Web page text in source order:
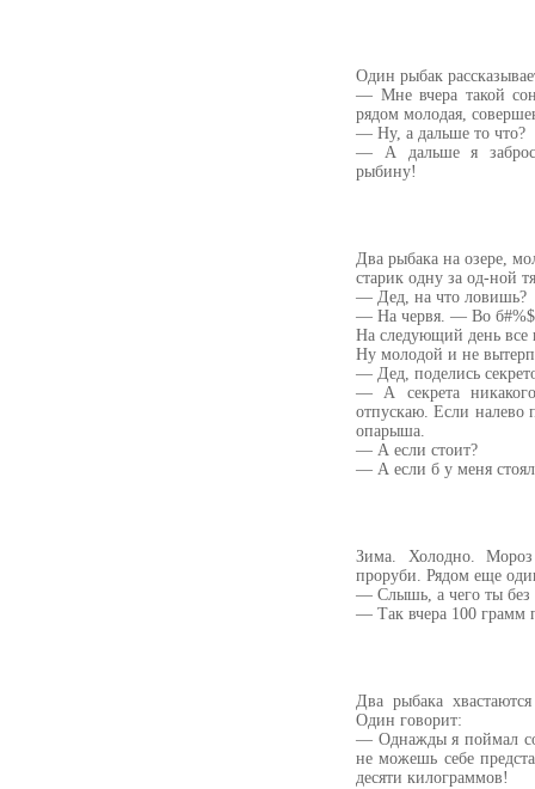
Один рыбак
— Мне вчера такой
рядом молодая,
— Ну, а дальше то что?
— А дальше я
рыбину!
Два рыбака на озере,
старик одну за од-ной
— Дед, на что ловишь?
— На червя. — Во
На следующий день все
Ну молодой и не
— Дед, поделись
— А секрета
отпускаю. Если налево
опарыша.
— А если стоит?
— А если б у меня
Зима. Холодно.
проруби. Рядом еще
— Слышь, а чего ты без
— Так вчера 100 грамм
Два рыбака
Один говорит:
— Однажды я поймал
не можешь себе
десяти килограммов!